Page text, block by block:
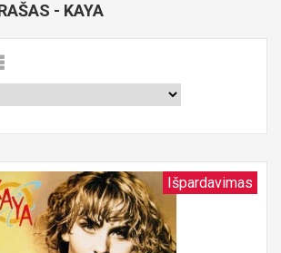
- KAYA
Išpardavimas